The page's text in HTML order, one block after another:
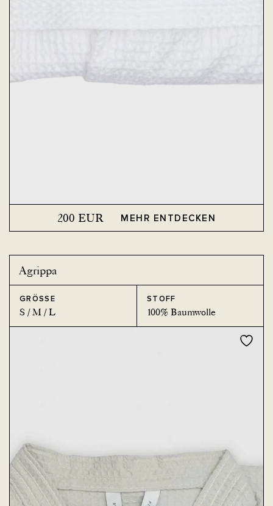
200 EUR MEHR ENTDECKEN
Agrippa
GRÖSSE
S / M / L
STOFF
100% Baumwolle